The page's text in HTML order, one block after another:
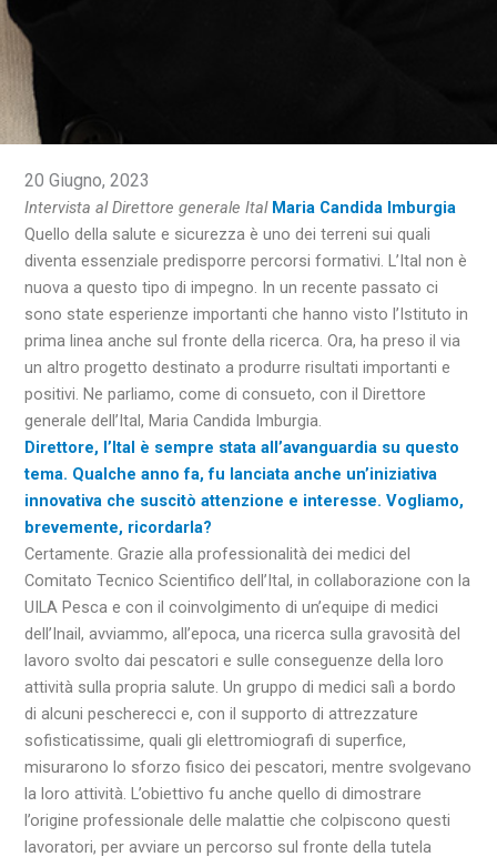
20 Giugno, 2023
Intervista al Direttore generale ItalMaria Candida Imburgia
Quello della salute e sicurezza è uno dei terreni sui quali
diventa essenziale predisporre percorsi formativi. L’Ital non è
nuova a questo tipo di impegno. In un recente passato ci
sono state esperienze importanti che hanno visto l’Istituto in
prima linea anche sul fronte della ricerca. Ora, ha preso il via
un altro progetto destinato a produrre risultati importanti e
positivi. Ne parliamo, come di consueto, con il Direttore
generale dell’Ital, Maria Candida Imburgia.
Direttore, l’Ital è sempre stata all’avanguardia su questo
tema. Qualche anno fa, fu lanciata anche un’iniziativa
innovativa che suscitò attenzione e interesse. Vogliamo,
brevemente, ricordarla?
Certamente. Grazie alla professionalità dei medici del
Comitato Tecnico Scientifico dell’Ital, in collaborazione con la
UILA Pesca e con il coinvolgimento di un’equipe di medici
dell’Inail, avviammo, all’epoca, una ricerca sulla gravosità del
lavoro svolto dai pescatori e sulle conseguenze della loro
attività sulla propria salute. Un gruppo di medici salì a bordo
di alcuni pescherecci e, con il supporto di attrezzature
sofisticatissime, quali gli elettromiografi di superfice,
misurarono lo sforzo fisico dei pescatori, mentre svolgevano
la loro attività. L’obiettivo fu anche quello di dimostrare
l’origine professionale delle malattie che colpiscono questi
lavoratori, per avviare un percorso sul fronte della tutela